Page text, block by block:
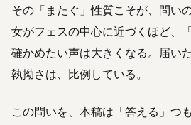
その「またぐ」性質こそが、問い
女がフェスの中心に近づくほど、
確かめたい声は大きくなる。届い
執拗さは、比例している。
この問いを、本稿は「答える」つ